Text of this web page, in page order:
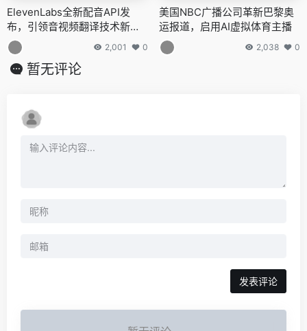
ElevenLabs全新配音API发
布，引领音视频翻译技术新潮
流
2,001 0
美国NBC广播公司革新巴黎奥
运报道，启用AI虚拟体育主播
2,038 0
暂无评论
发表评论